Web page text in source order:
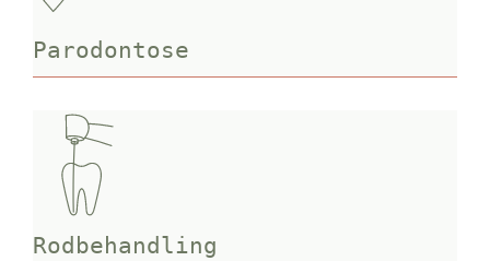
Parodontose
Rodbehandling